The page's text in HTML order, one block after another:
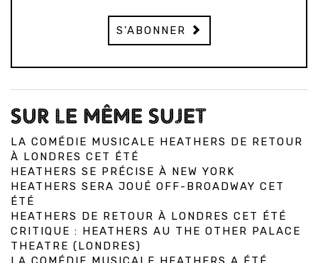
S'ABONNER
SUR LE MÊME SUJET
LA COMÉDIE MUSICALE HEATHERS DE RETOUR
À LONDRES CET ÉTÉ
HEATHERS SE PRÉCISE À NEW YORK
HEATHERS SERA JOUÉ OFF-BROADWAY CET
ÉTÉ
HEATHERS DE RETOUR À LONDRES CET ÉTÉ
CRITIQUE : HEATHERS AU THE OTHER PALACE
THEATRE (LONDRES)